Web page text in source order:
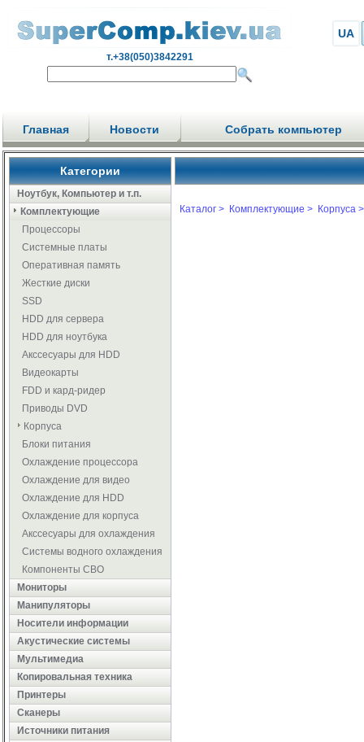
т.+38(050)3842291
UA
Главная Новости Собрать компьютер
Категории
Ноутбук, Компьютер и т.п.
Комплектующие
Процессоры
Системные платы
Оперативная память
Жесткие диски
SSD
HDD для сервера
HDD для ноутбука
Акссесуары для HDD
Видеокарты
FDD и кард-ридер
Приводы DVD
Корпуса
Блоки питания
Охлаждение процессора
Охлаждение для видео
Охлаждение для HDD
Охлаждение для корпуса
Акссесуары для охлаждения
Системы водного охлаждения
Компоненты СВО
Мониторы
Манипуляторы
Носители информации
Акустические системы
Мультимедиа
Копировальная техника
Принтеры
Сканеры
Источники питания
Каталог > Комплектующие > Корпуса >